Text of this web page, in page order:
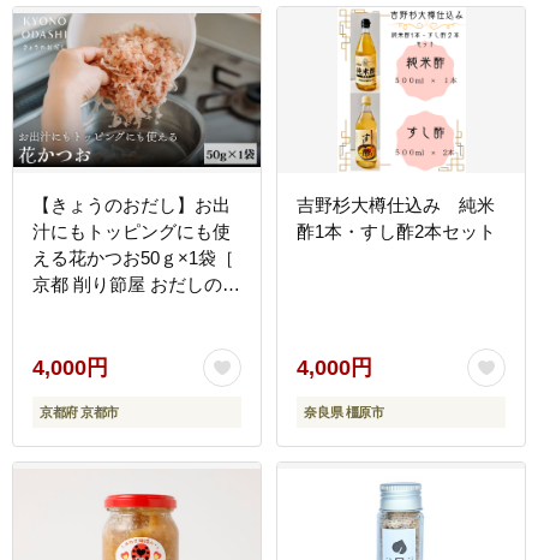
【きょうのおだし】お出
汁にもトッピングにも使
える花かつお50ｇ×1袋［
京都 削り節屋 おだしのプ
いしい ギフト プレゼント
お取り寄せ 通販 送料無料
ふるさと納税 ］
4,000円
京都府 京都市
吉野杉大樽仕込み 純米
酢1本・すし酢2本セット
4,000円
奈良県 橿原市